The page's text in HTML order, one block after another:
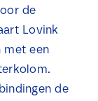
de
Lovink
met een
de